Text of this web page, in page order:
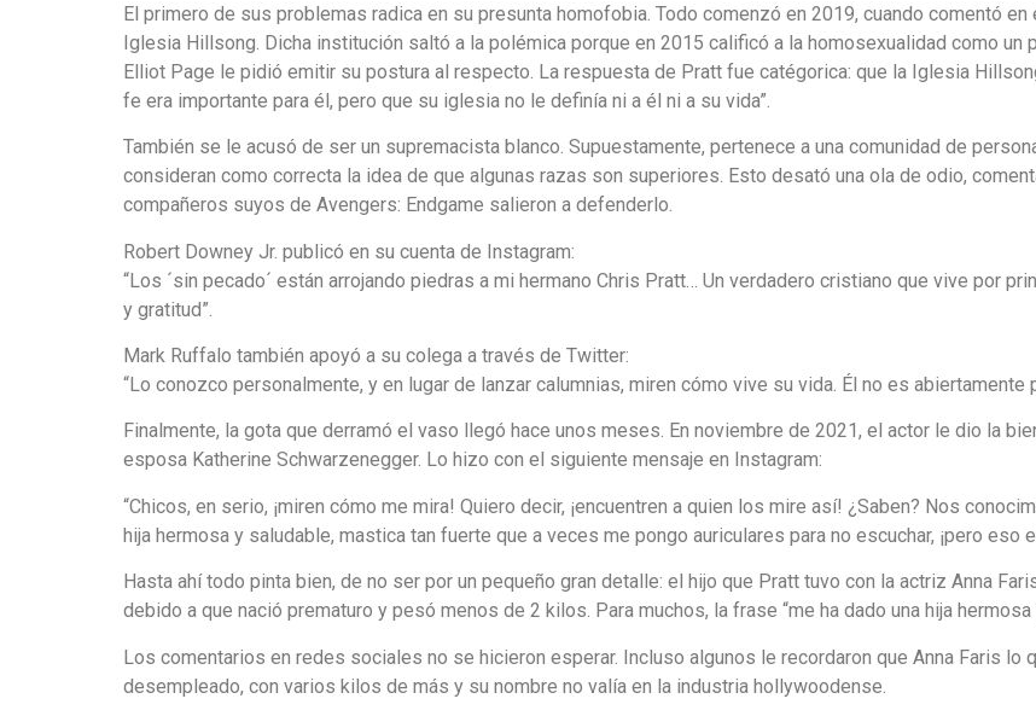
El primero de sus problemas radica en su presunta homofobia. Todo comenzó en 2019, cuando comentó
Iglesia Hillsong. Dicha institución saltó a la polémica porque en 2015 calificó a la homosexualidad como un
Elliot Page le pidió emitir su postura al respecto. La respuesta de Pratt fue catégorica: que la Iglesia
fe era importante para él, pero que su iglesia no le definía ni a él ni a su vida”.
También se le acusó de ser un supremacista blanco. Supuestamente, pertenece a una comunidad de
consideran como correcta la idea de que algunas razas son superiores. Esto desató una ola de odio,
compañeros suyos de Avengers: Endgame salieron a defenderlo.
Robert Downey Jr. publicó en su cuenta de Instagram:
“Los ´sin pecado´ están arrojando piedras a mi hermano Chris Pratt… Un verdadero cristiano que vive por
y gratitud”.
Mark Ruffalo también apoyó a su colega a través de Twitter:
“Lo conozco personalmente, y en lugar de lanzar calumnias, miren cómo vive su vida. Él no es abiertamente
Finalmente, la gota que derramó el vaso llegó hace unos meses. En noviembre de 2021, el actor le dio la
esposa Katherine Schwarzenegger. Lo hizo con el siguiente mensaje en Instagram:
“Chicos, en serio, ¡miren cómo me mira! Quiero decir, ¡encuentren a quien los mire así! ¿Saben? Nos
hija hermosa y saludable, mastica tan fuerte que a veces me pongo auriculares para no escuchar, ¡pero eso
Hasta ahí todo pinta bien, de no ser por un pequeño gran detalle: el hijo que Pratt tuvo con la actriz Anna
debido a que nació prematuro y pesó menos de 2 kilos. Para muchos, la frase “me ha dado una hija
Los comentarios en redes sociales no se hicieron esperar. Incluso algunos le recordaron que Anna Faris lo
desempleado, con varios kilos de más y su nombre no valía en la industria hollywoodense.